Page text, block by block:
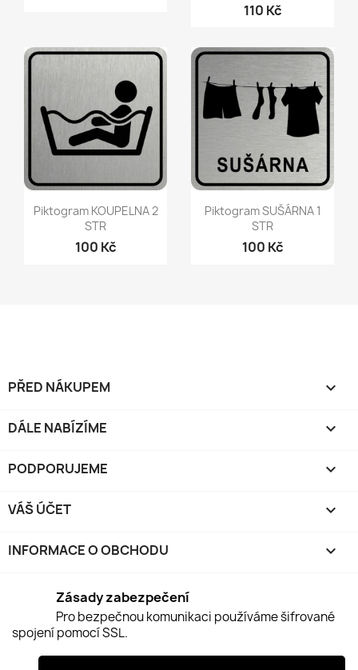
110 Kč
Rychlý náhled
Piktogram KOUPELNA 2
STR
100 Kč
Rychlý náhled
Piktogram SUŠÁRNA 1
STR
100 Kč
PŘED NÁKUPEM 
DÁLE NABÍZÍME 
PODPORUJEME 
VÁŠ ÚČET 
INFORMACE O OBCHODU keyboard_arrow_down
Zásady zabezpečení
Pro bezpečnou komunikaci používáme šifrované
spojení pomocí SSL.